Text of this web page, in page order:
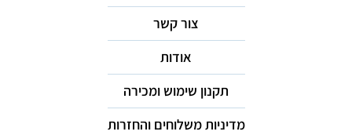
צור קשר
אודות
תקנון שימוש ומכירה
מדיניות משלוחים והחזרות